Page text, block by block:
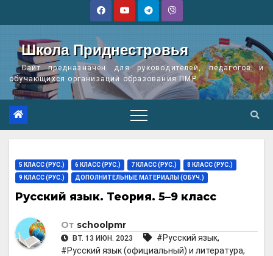
Школа Приднестровья
Сайт предназначен для руководителей, педагогов и
обучающихся организаций образования ПМР
5 КЛАСС (РУС.) 6 КЛАСС (РУС.) 7 КЛАСС (РУС.)
8 КЛАСС (РУС.)
9 КЛАСС (РУС.)
ДОПОЛНИТЕЛЬНЫЕ МАТЕРИАЛЫ (ОБУЧ.)
Русский язык. Теория. 5–9 класс
От schoolpmr
ВТ. 13 ИЮН. 2023 #Русский язык,
#Русский язык (официальный) и литература,